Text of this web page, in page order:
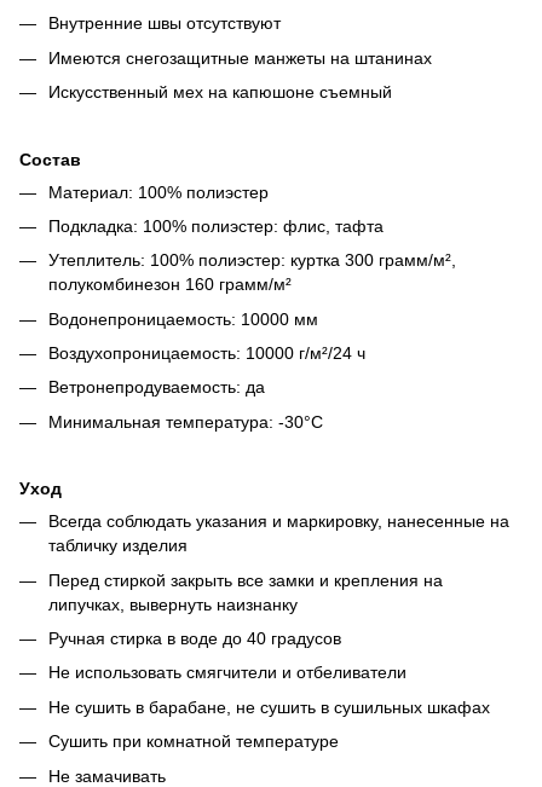
Внутренние швы отсутствуют
Имеются снегозащитные манжеты на штанинах
Искусственный мех на капюшоне съемный
Состав
Материал: 100% полиэстер
Подкладка: 100% полиэстер: флис, тафта
Утеплитель: 100% полиэстер: куртка 300 грамм/м²,
полукомбинезон 160 грамм/м²
Водонепроницаемость: 10000 мм
Воздухопроницаемость: 10000 г/м²/24 ч
Ветронепродуваемость: да
Минимальная температура: -30°C
Уход
Всегда соблюдать указания и маркировку, нанесенные на
табличку изделия
Перед стиркой закрыть все замки и крепления на
липучках, вывернуть наизнанку
Ручная стирка в воде до 40 градусов
Не использовать смягчители и отбеливатели
Не сушить в барабане, не сушить в сушильных шкафах
Сушить при комнатной температуре
Не замачивать